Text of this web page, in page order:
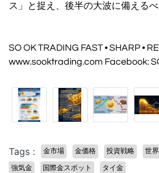
ス」と捉え、後半の大波に備えるべ
SO OK TRADING FAST • SHARP •
www.sooktrading.com Facebook:
Tags : 金市場 金価格 投資戦略 世
強気金 国際金スポット タイ金